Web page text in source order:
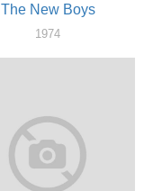
The New Boys
1974